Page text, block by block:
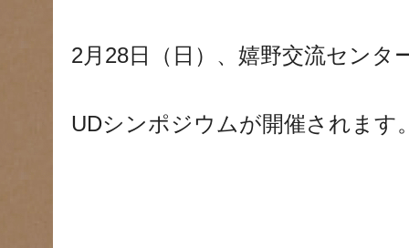
2月28日（日）、嬉野交流センタ
UDシンポジウムが開催されます